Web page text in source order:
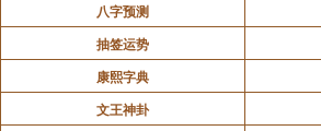
八字预测
抽签运势
康熙字典
文王神卦